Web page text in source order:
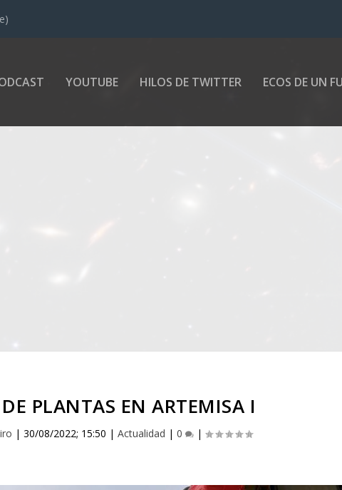
YOUTUBE HILOS DE TWITTER ECOS DE UN
PLANTAS EN ARTEMISA I
|30/08/2022; 15:50 |Actualidad |0 |